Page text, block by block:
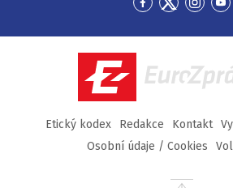
Přejít
Facebook
Přejít
Twitter
Přejít
EuroZprávy.cz
Etický kodex Redakce Kontakt
Osobní údaje / Cookies
Přejít